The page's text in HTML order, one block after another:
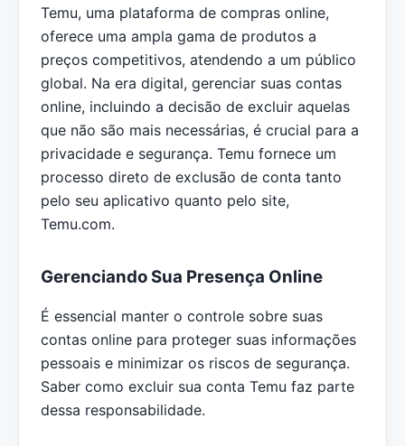
Temu, uma plataforma de compras online,
oferece uma ampla gama de produtos a
preços competitivos, atendendo a um público
global. Na era digital, gerenciar suas contas
online, incluindo a decisão de excluir aquelas
que não são mais necessárias, é crucial para a
privacidade e segurança. Temu fornece um
processo direto de exclusão de conta tanto
pelo seu aplicativo quanto pelo site,
Temu.com.
Gerenciando Sua Presença Online
É essencial manter o controle sobre suas
contas online para proteger suas informações
pessoais e minimizar os riscos de segurança.
Saber como excluir sua conta Temu faz parte
dessa responsabilidade.